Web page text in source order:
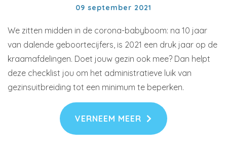
09 september 2021
We zitten midden in de corona-babyboom: na 10 jaar
van dalende geboortecijfers, is 2021 een druk jaar op de
kraamafdelingen. Doet jouw gezin ook mee? Dan helpt
deze checklist jou om het administratieve luik van
gezinsuitbreiding tot een minimum te beperken.
VERNEEM MEER